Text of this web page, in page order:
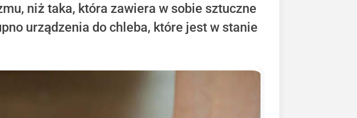
niż taka, która zawiera w sobie sztuczne
urządzenia do chleba, które jest w stanie